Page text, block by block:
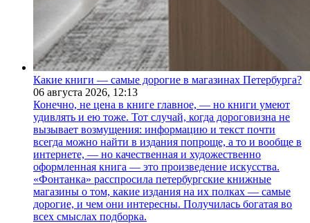
Какие книги — самые дорогие в магазинах Петербурга?
06 августа 2026, 12:13
Конечно, не цена в книге главное, — но книги умеют
удивлять и ею тоже. Тот случай, когда дороговизна не
вызывает возмущения: информацию и текст почти
всегда можно найти в издания попроще, а то и вообще в
интернете, — но качественная и художественно
оформленная книга — это произведение искусства.
«Фонтанка» расспросила петербургские книжные
магазины о том, какие издания на их полках — самые
дорогие, и чем они интересны. Получилась богатая во
всех смыслах подборка.